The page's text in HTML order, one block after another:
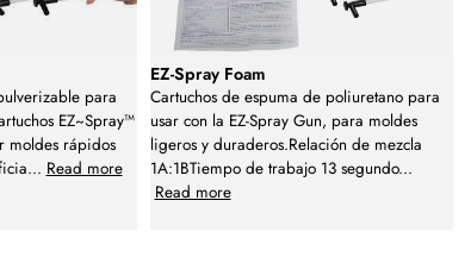
para
EZ~Spray™
moldes rápidos
... Read more
EZ-Spray Foam
Cartuchos de espuma de poliuretano para
usar con la EZ-Spray Gun, para moldes
ligeros y duraderos.Relación de mezcla
1A:1BTiempo de trabajo 13 segundo...
Read more